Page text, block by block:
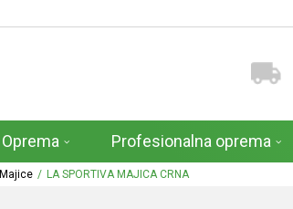
Oprema Profesionalna oprema
Majice LA SPORTIVA MAJICA CRNA